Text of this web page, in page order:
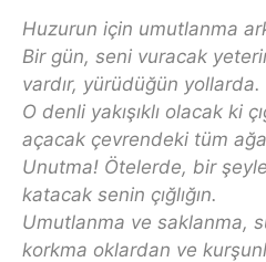
Huzurun için umutlanma
Bir gün, seni vuracak
vardır, yürüdüğün yollarda.
O denli yakışıklı olacak ki
açacak çevrendeki tüm
Unutma! Ötelerde, bir
katacak senin çığlığın.
Umutlanma ve saklanma,
korkma oklardan ve